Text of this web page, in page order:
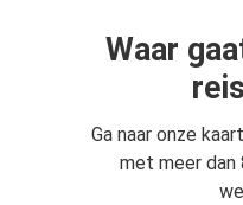
Waar
Ga naar onze
met meer dan